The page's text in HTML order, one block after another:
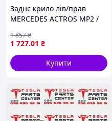
Заднє крило лів/прав
MERCEDES ACTROS MP2 /
MER-MG-002L
1 727.01 ₴
1 857₴
Купити